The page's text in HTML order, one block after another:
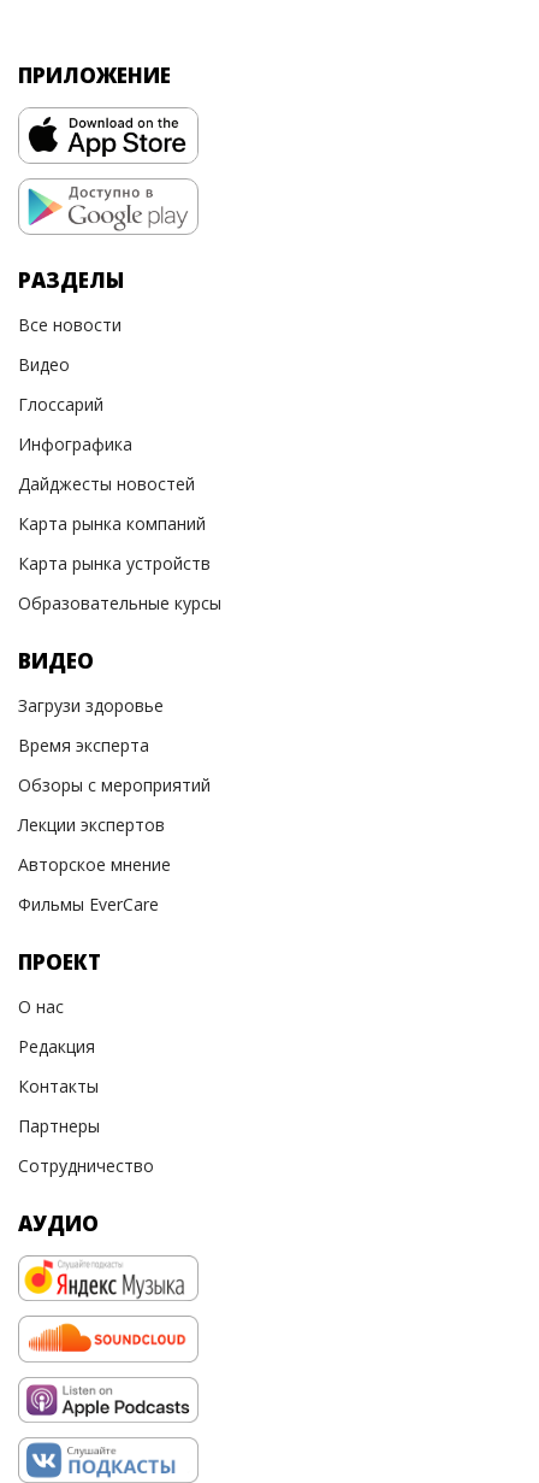
ПРИЛОЖЕНИЕ
РАЗДЕЛЫ
Все новости
Видео
Глоссарий
Инфографика
Дайджесты новостей
Карта рынка компаний
Карта рынка устройств
Образовательные курсы
ВИДЕО
Загрузи здоровье
Время эксперта
Обзоры с мероприятий
Лекции экспертов
Авторское мнение
Фильмы EverCare
ПРОЕКТ
О нас
Редакция
Контакты
Партнеры
Сотрудничество
АУДИО